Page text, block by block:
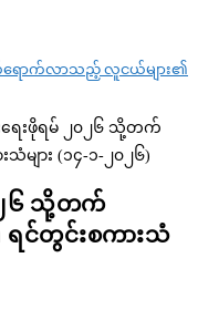
ရောက်လာသည့် လူငယ်များ၏
၂၆ သို့တက်
င်တွင်းစကားသံ